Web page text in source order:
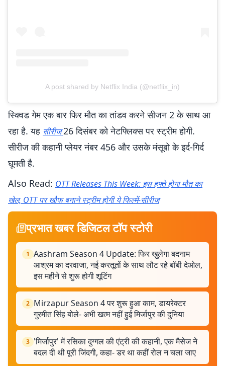
A post shared by Netflix India (@netflix_in)
स्क्विड गेम एक बार फिर मौत का तांडव करने सीजन 2 के साथ आ
रहा है. यह सीरीज26 दिसंबर को नेटफ्लिक्स पर स्ट्रीम होगी.
सीरीज की कहानी प्लेयर नंबर 456 और उसके मंसूबो के इर्द-गिर्द
घूमती है.
Also Read: OTT Releases This Week: इस हफ्ते होगा मौत का
खेल, OTT पर खौफ बनाने स्ट्रीम होगी ये फिल्में-सीरीज
प्रभात खबर डिजिटल टॉप स्टोरी
1 Aashram Season 4 Update: फिर खुलेगा बदनाम
आश्रम का दरवाजा, नई करतूतों के साथ लौट रहे बॉबी देओल,
इस महीने से शुरू होगी शूटिंग
2 Mirzapur Season 4 पर शुरू हुआ काम, डायरेक्टर
गुरमीत सिंह बोले- अभी खत्म नहीं हुई मिर्जापुर की दुनिया
3 'मिर्जापुर' में रसिका दुग्गल की एंट्री की कहानी, एक मैसेज ने
बदल दी थी पूरी जिंदगी, कहा- डर था कहीं रोल न चला जाए